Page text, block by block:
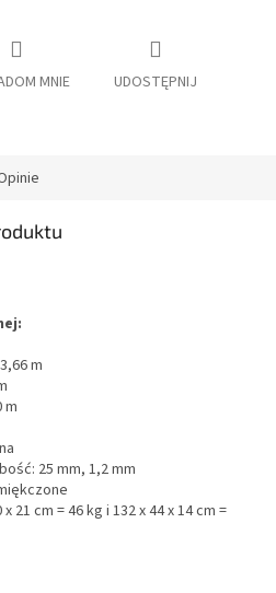
MNIE UDOSTĘPNIJ
m
m
25 mm, 1,2 mm
21 cm = 46 kg i 132 x 44 x 14 cm =